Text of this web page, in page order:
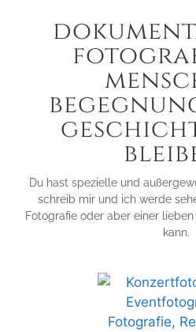
Du hast spezielle und
schreib mir und ich werde
Fotografie oder aber einer
kann.